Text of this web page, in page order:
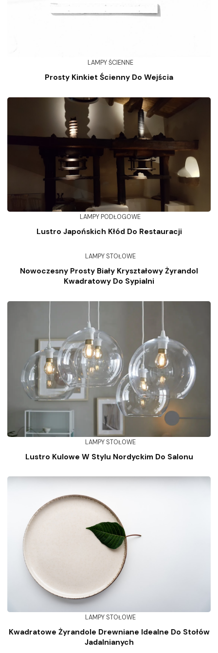
LAMPY ŚCIENNE
Prosty Kinkiet Ścienny Do Wejścia
LAMPY PODŁOGOWE
Lustro Japońskich Kłód Do Restauracji
LAMPY STOŁOWE
Nowoczesny Prosty Biały Kryształowy Żyrandol
Kwadratowy Do Sypialni
LAMPY STOŁOWE
Lustro Kulowe W Stylu Nordyckim Do Salonu
LAMPY STOŁOWE
Kwadratowe Żyrandole Drewniane Idealne Do Stołów
Jadalnianych